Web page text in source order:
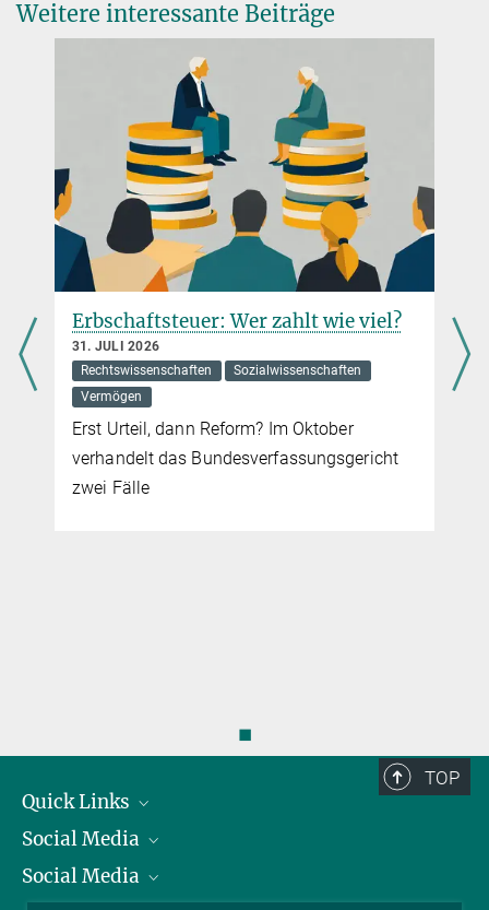
202009641
Weitere interessante Beiträge
Erbschaftsteuer: Wer zahlt wie viel?
31. JULI 2026
Rechtswissenschaften
Sozialwissenschaften
Vermögen
Erst Urteil, dann Reform? Im Oktober
verhandelt das Bundesverfassungsgericht
zwei Fälle
◼
TOP
Quick Links
Präsident
Zahlen und Fakten
Social Media
Bluesky
Social Media